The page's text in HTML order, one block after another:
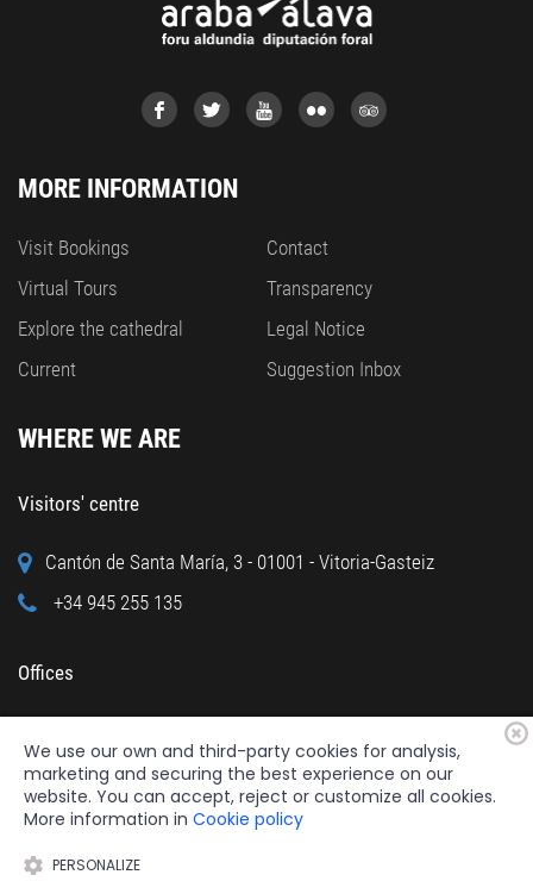
MORE INFORMATION
Visit Bookings
Virtual Tours
Explore the cathedral
Current
Contact
Transparency
Legal Notice
Suggestion Inbox
WHERE WE ARE
Visitors' centre
Cantón de Santa María, 3 - 01001 - Vitoria-Gasteiz
+34 945 255 135
Offices
+34 945 122 160
We use our own and third-party cookies for analysis,
marketing and securing the best experience on our
website. You can accept, reject or customize all cookies.
More information in Cookie policy
PERSONALIZE